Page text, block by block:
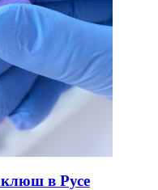
в Русе